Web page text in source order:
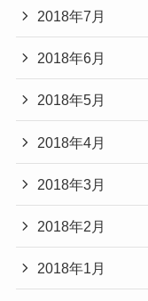
2018年7月
2018年6月
2018年5月
2018年4月
2018年3月
2018年2月
2018年1月